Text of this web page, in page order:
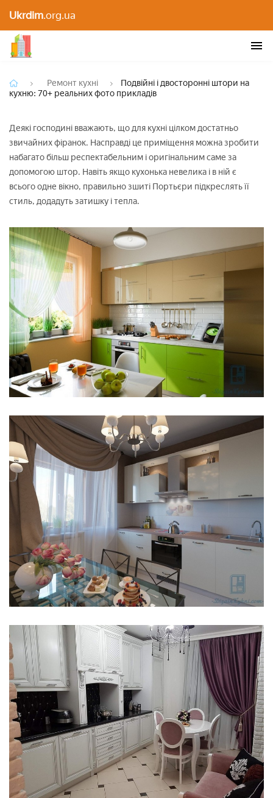
Ukrdim.org.ua
реальних фото прикладів
Ремонт кухні
Подвійні і двосторонні штори на
кухню: 70+ реальних фото прикладів
Деякі господині вважають, що для кухні цілком достатньо
звичайних фіранок. Насправді це приміщення можна зробити
набагато більш респектабельним і оригінальним саме за
допомогою штор. Навіть якщо кухонька невелика і в ній є
всього одне вікно, правильно зшиті Портьєри підкреслять її
стиль, додадуть затишку і тепла.